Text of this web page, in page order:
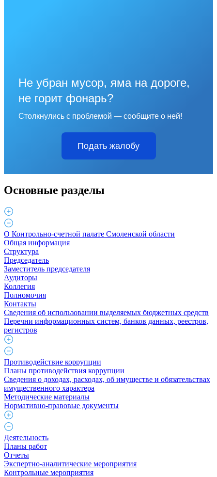
Не убран мусор, яма на дороге,
не горит фонарь?
Столкнулись с проблемой — сообщите о ней!
Подать жалобу
Основные разделы
О Контрольно-счетной палате Смоленской области
Общая информация
Структура
Председатель
Заместитель председателя
Аудиторы
Коллегия
Полномочия
Контакты
Сведения об использовании выделяемых бюджетных средств
Перечни информационных систем, банков данных, реестров,
регистров
Противодействие коррупции
Планы противодействия коррупции
Сведения о доходах, расходах, об имуществе и обязательствах
имущественного характера
Методические материалы
Нормативно-правовые документы
Деятельность
Планы работ
Отчеты
Экспертно-аналитические мероприятия
Контрольные мероприятия